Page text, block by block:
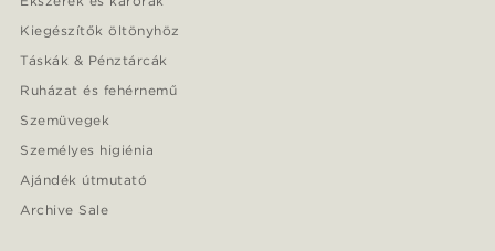
Kiegészítők öltönyhöz
Táskák & Pénztárcák
Ruházat és fehérnemű
Szemüvegek
Személyes higiénia
Ajándék útmutató
Archive Sale